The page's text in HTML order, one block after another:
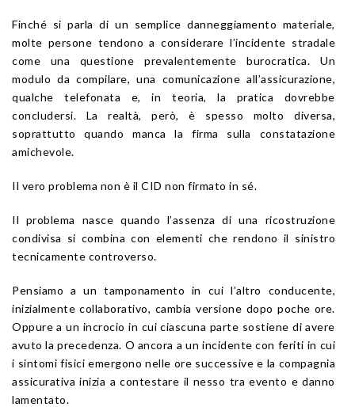
Finché si parla di un semplice danneggiamento materiale,
molte persone tendono a considerare l’incidente stradale
come una questione prevalentemente burocratica. Un
modulo da compilare, una comunicazione all’assicurazione,
qualche telefonata e, in teoria, la pratica dovrebbe
concludersi. La realtà, però, è spesso molto diversa,
soprattutto quando manca la firma sulla constatazione
amichevole.
Il vero problema non è il CID non firmato in sé.
Il problema nasce quando l’assenza di una ricostruzione
condivisa si combina con elementi che rendono il sinistro
tecnicamente controverso.
Pensiamo a un tamponamento in cui l’altro conducente,
inizialmente collaborativo, cambia versione dopo poche ore.
Oppure a un incrocio in cui ciascuna parte sostiene di avere
avuto la precedenza. O ancora a un incidente con feriti in cui
i sintomi fisici emergono nelle ore successive e la compagnia
assicurativa inizia a contestare il nesso tra evento e danno
lamentato.